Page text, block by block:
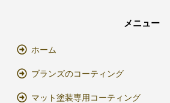
メニュー
ホーム
ブランズのコーティング
マット塗装専用コーティング